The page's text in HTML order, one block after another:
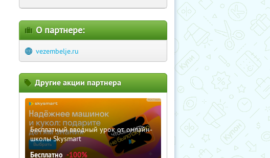
О партнере:
vezembelje.ru
Другие акции партнера
Бесплатный вводный урок от онлайн-
школы Skysmart
Бесплатно -100%